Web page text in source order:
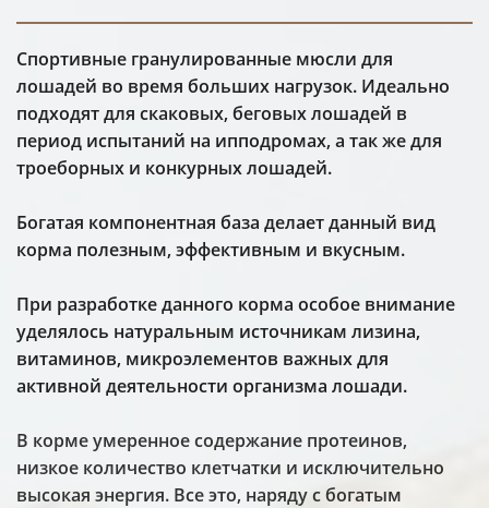
Спортивные гранулированные мюсли для
лошадей во время больших нагрузок. Идеально
подходят для скаковых, беговых лошадей в
период испытаний на ипподромах, а так же для
троеборных и конкурных лошадей.
Богатая компонентная база делает данный вид
корма полезным, эффективным и вкусным.
При разработке данного корма особое внимание
уделялось натуральным источникам лизина,
витаминов, микроэлементов важных для
активной деятельности организма лошади.
В корме умеренное содержание протеинов,
низкое количество клетчатки и исключительно
высокая энергия. Все это, наряду с богатым